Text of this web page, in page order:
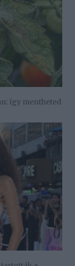
így mentheted